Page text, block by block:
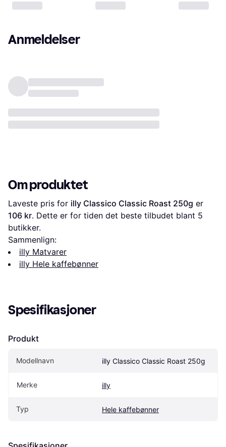
Anmeldelser
Om produktet
Laveste pris for illy Classico Classic Roast 250g
106 kr. Dette er for tiden det beste tilbudet blant 5
butikker.
Sammenlign:
illy Matvarer
illy Hele kaffebønner
Spesifikasjoner
Produkt
Modellnavn illy Classico Classic Roast 250g
Merke illy
Typ Hele kaffebønner